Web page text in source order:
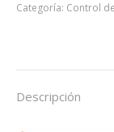
cantidad
Categoría: Control
Descripción